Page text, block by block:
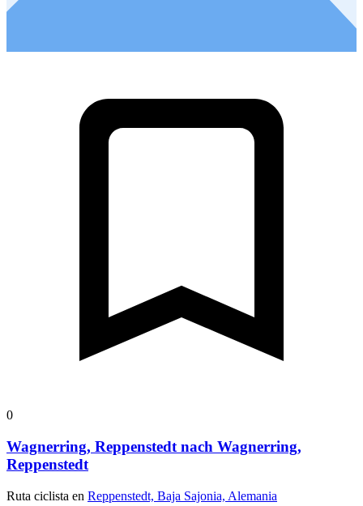
0
Wagnerring, Reppenstedt nach Wagnerring,
Reppenstedt
Ruta ciclista en Reppenstedt, Baja Sajonia, Alemania